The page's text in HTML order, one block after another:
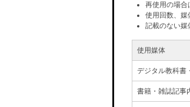
再使用の場合
使用回数、媒
記載のない媒
使用媒体
デジタル教科書
書籍・雑誌記事